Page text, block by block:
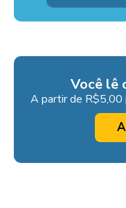
Você lê
A partir de R$5,00